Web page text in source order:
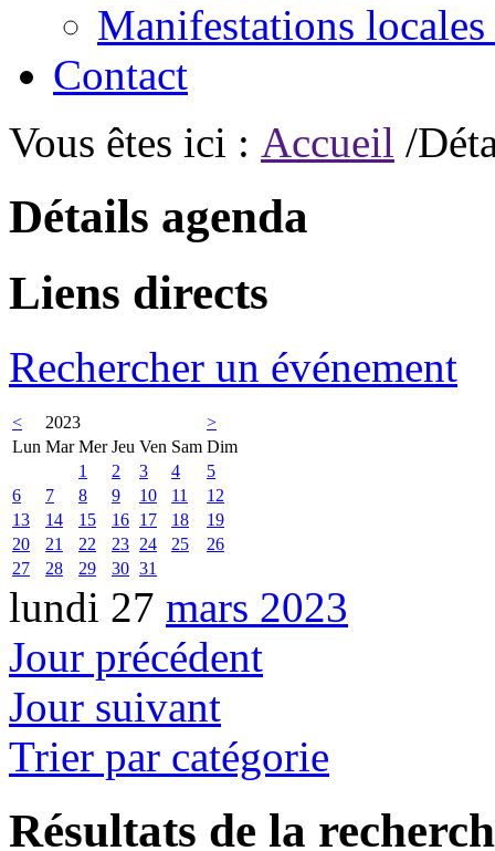
Manifestations locales
Contact
Vous êtes ici : Accueil /
Détails agenda
Liens directs
Rechercher un événement
< 2023
>
Lun Mar Mer Jeu Ven Sam Dim
1
2 3 4
5
6
7 8 9 10 11
12
13
14 15 16 17 18
19
20
21 22 23 24 25
26
27
28 29 30 31
lundi 27 mars 2023
Jour précédent
Jour suivant
Trier par catégorie
Résultats de la